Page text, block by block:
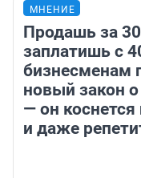
МНЕНИЕ
Продашь за
заплатишь с
бизнесменам
новый закон о
— он
и даже